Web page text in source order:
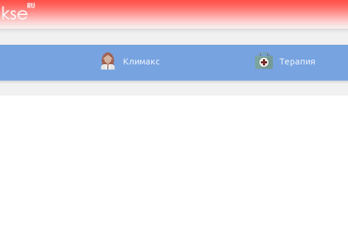
Климакс Терапия